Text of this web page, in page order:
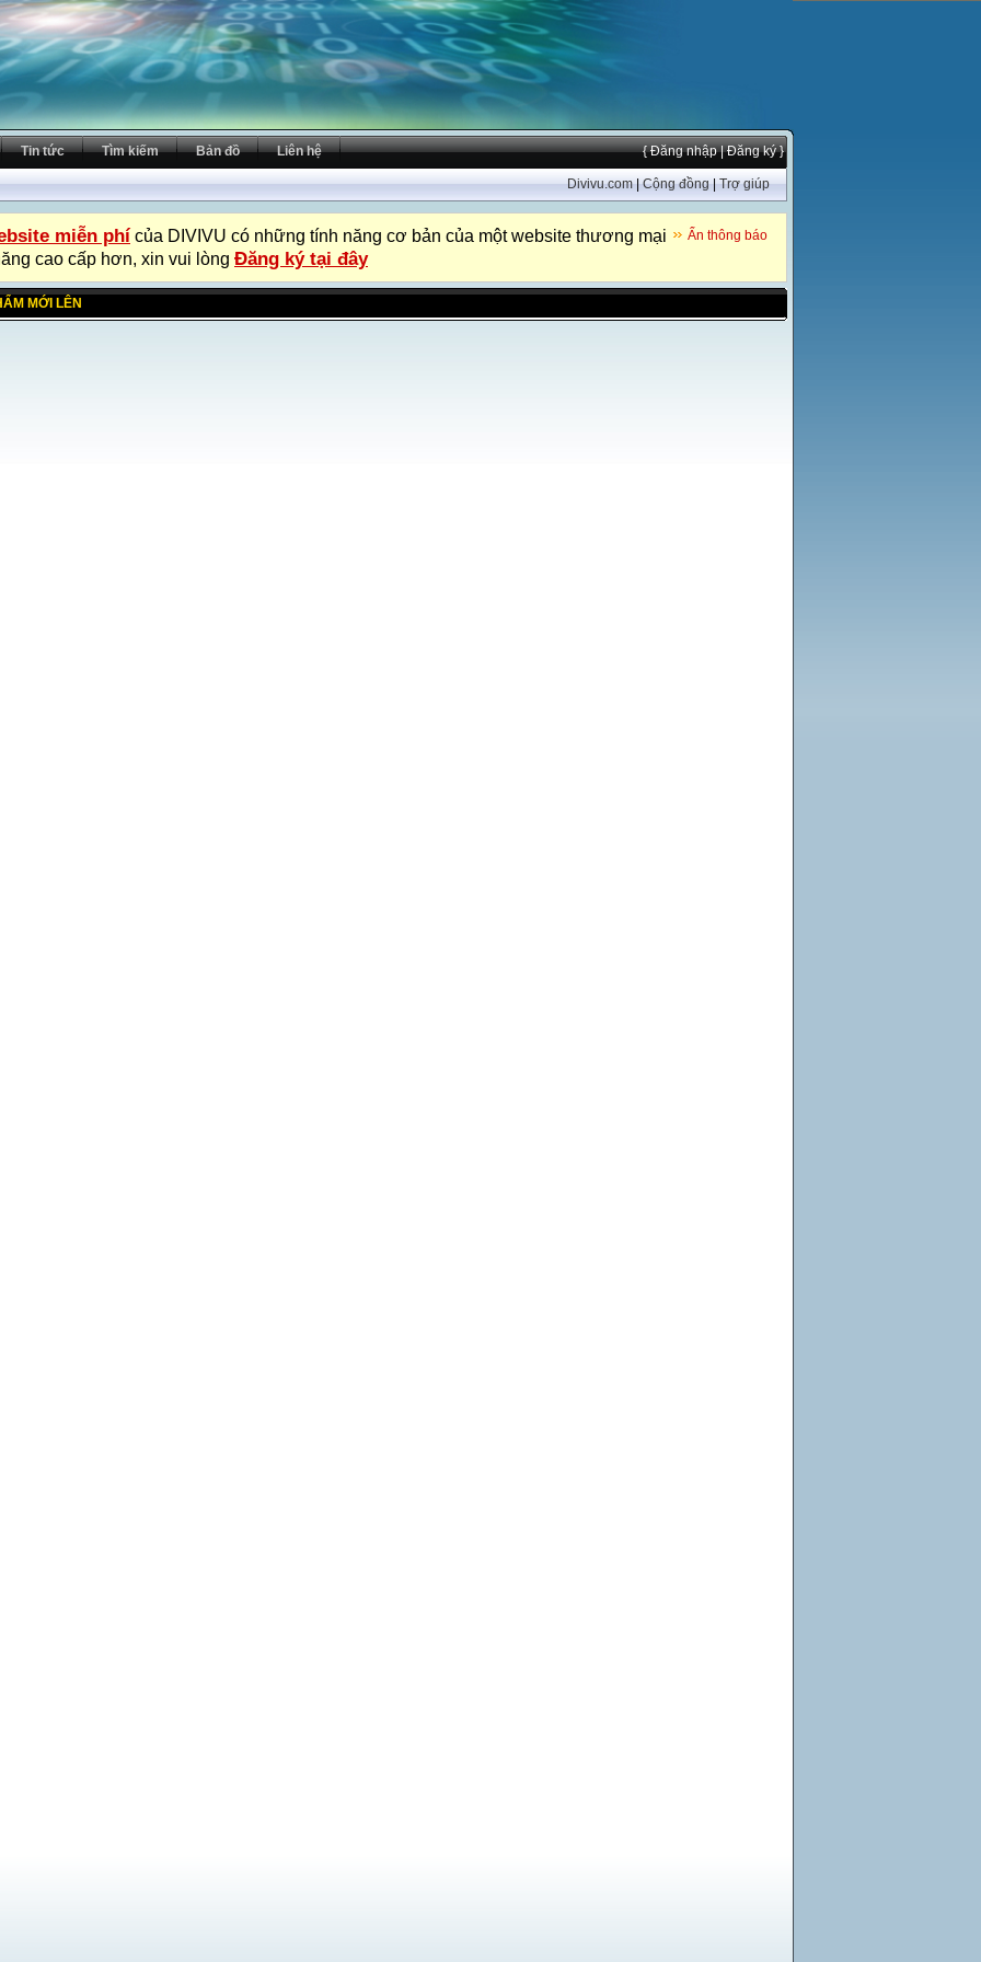
Tin tức Tìm kiếm Bản đồ Liên hệ { Đăng nhập| Đăng ký }
Divivu.com|Cộng đồng|Trợ giúp
Ẩn thông báo
miễn phí của DIVIVU có những tính năng cơ bản của một website thương mại
cao cấp hơn, xin vui lòng Đăng ký tại đây
MỚI LÊN